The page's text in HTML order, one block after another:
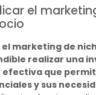
el
el marketing de
realizar una
efectiva que
y sus